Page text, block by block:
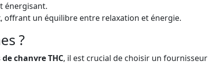
énergisant.
offrant un équilibre entre relaxation et énergie.
?
chanvre THC, il est crucial de choisir un fournisseur